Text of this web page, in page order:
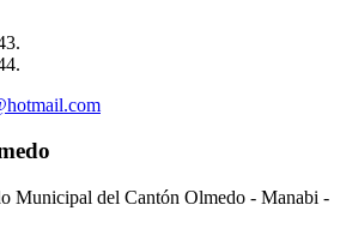
Municipal del Cantón Olmedo - Manabi -